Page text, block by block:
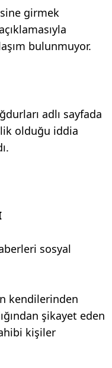
girmek
bulunmuyor.
adlı sayfada
olduğu iddia
sosyal
kendilerinden
şikayet eden
kişiler